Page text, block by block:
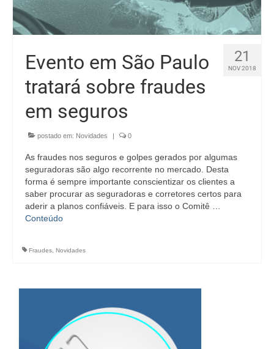
21
NOV 2018
Evento em São Paulo
tratará sobre fraudes
em seguros
postado em: Novidades | 0
As fraudes nos seguros e golpes gerados por algumas
seguradoras são algo recorrente no mercado. Desta
forma é sempre importante conscientizar os clientes a
saber procurar as seguradoras e corretores certos para
aderir a planos confiáveis. E para isso o Comitê …
Conteúdo
Fraudes Novidades